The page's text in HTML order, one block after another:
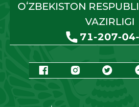
OʻZBEKISTON
VAZIRLIGI
71-207-